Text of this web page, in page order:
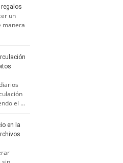
un
manera
el …
en la